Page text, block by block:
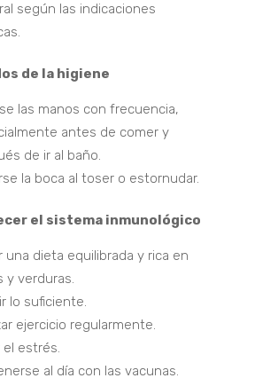
según las indicaciones
de la higiene
las manos con frecuencia,
antes de comer y
de ir al baño.
la boca al toser o estornudar.
el sistema inmunológico
una dieta equilibrada y rica en
y verduras.
lo suficiente.
ejercicio regularmente.
el estrés.
al día con las vacunas.